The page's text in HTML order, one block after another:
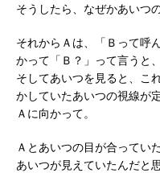
そうしたら、なぜかあいつ
それからＡは、「Ｂって呼
かって「Ｂ？」って言うと
そしてあいつを見ると、こ
かしていたあいつの視線が
Ａに向かって。
Ａとあいつの目が合ってい
あいつが見えていたんだと思